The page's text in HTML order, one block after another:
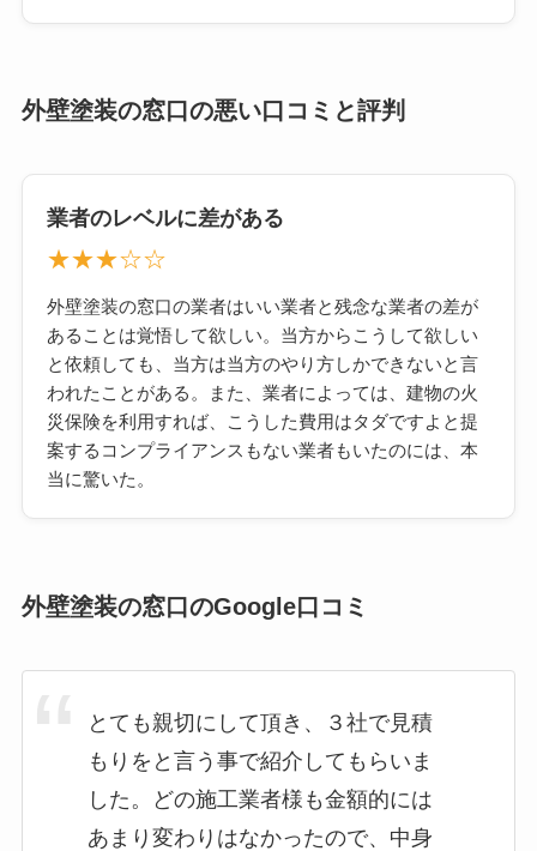
外壁塗装の窓口の悪い口コミと評判
業者のレベルに差がある
★★★☆☆
外壁塗装の窓口の業者はいい業者と残念な業者の差が
あることは覚悟して欲しい。当方からこうして欲しい
と依頼しても、当方は当方のやり方しかできないと言
われたことがある。また、業者によっては、建物の火
災保険を利用すれば、こうした費用はタダですよと提
案するコンプライアンスもない業者もいたのには、本
当に驚いた。
外壁塗装の窓口のGoogle口コミ
とても親切にして頂き、３社で見積
もりをと言う事で紹介してもらいま
した。どの施工業者様も金額的には
あまり変わりはなかったので、中身